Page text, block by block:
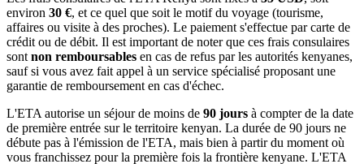
environ 30 €, et ce quel que soit le motif du voyage (tourisme,
affaires ou visite à des proches). Le paiement s'effectue par carte de
crédit ou de débit. Il est important de noter que ces frais consulaires
sont non remboursables en cas de refus par les autorités kenyanes,
sauf si vous avez fait appel à un service spécialisé proposant une
garantie de remboursement en cas d'échec.
L'ETA autorise un séjour de moins de 90 jours à compter de la date
de première entrée sur le territoire kenyan. La durée de 90 jours ne
débute pas à l'émission de l'ETA, mais bien à partir du moment où
vous franchissez pour la première fois la frontière kenyane. L'ETA